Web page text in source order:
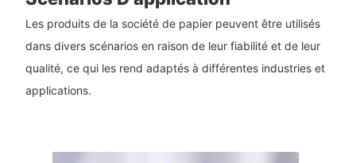
Les produits de la société de papier peuvent être utilisés
dans divers scénarios en raison de leur fiabilité et de leur
qualité, ce qui les rend adaptés à différentes industries et
applications.